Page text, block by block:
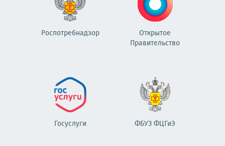
Роспотребнадзор
Открытое
Правительство
Госуслуги ФБУЗ ФЦГиЭ